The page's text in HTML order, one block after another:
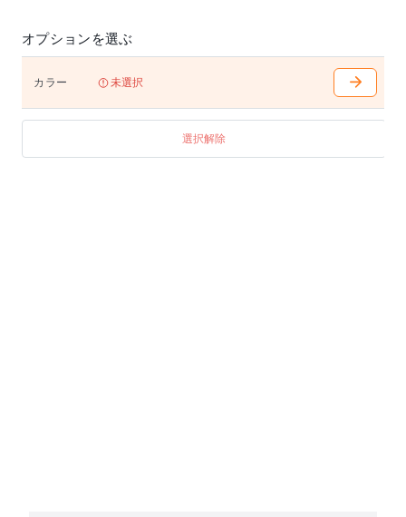
オプションを選ぶ
カラー 未選択
選択解除